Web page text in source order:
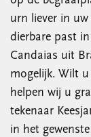
urn liever in
dierbare past
Candaias uit
mogelijk. Wilt
helpen wij u
tekenaar
in het